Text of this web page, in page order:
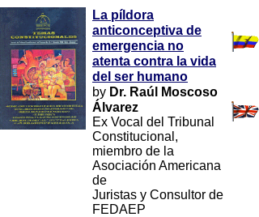
La píldora
anticonceptiva de
emergencia no
atenta contra la vida
del ser humano
by Dr. Raúl Moscoso
Álvarez
Ex Vocal del Tribunal
Constitucional,
miembro de la
Asociación Americana
de
Juristas y Consultor de
FEDAEP